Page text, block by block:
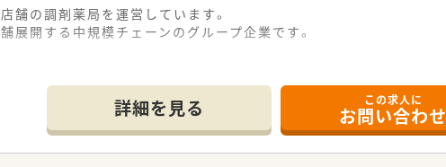
舗の調剤薬局を運営しています。
展開する中規模チェーンのグループ企業です。
詳細を見る この求人に
お問い合わせ